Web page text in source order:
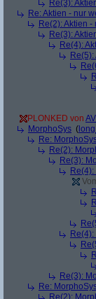
Re(3):
Re: Aktien - nur
Re(2): Aktien
Re(3):
Re(4):
PLONKED von
MorphoSys (
Re:
Re(2):
Re(3):
Re(3):
Re:
Re(2):